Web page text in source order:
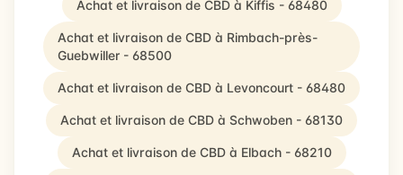
Achat et livraison de CBD à Kiffis - 68480
Achat et livraison de CBD à Rimbach-près-
Guebwiller - 68500
Achat et livraison de CBD à Levoncourt - 68480
Achat et livraison de CBD à Schwoben - 68130
Achat et livraison de CBD à Elbach - 68210